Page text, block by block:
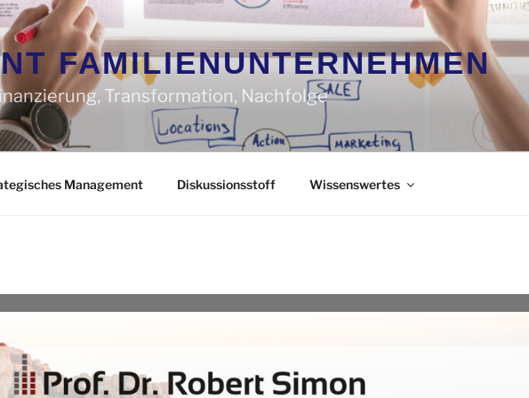
FAMILIENUNTERNEHMEN
Transformation, Nachfolge
Management Diskussionsstoff Wissenswertes